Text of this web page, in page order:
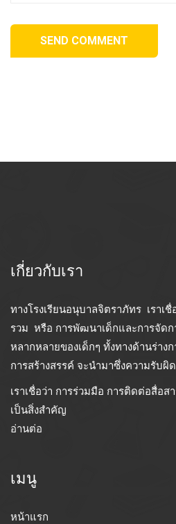
SEND COMMENT
เกี่ยวกับเรา
ทางโรงเรียนอนุบาลจิตราภัทร เราเ
รวม หรือ การพัฒนาเด็กและการจัดก
หลากหลายของเด็กๆ ทั้งทางด้านร่า
การสร้างสรรค์ จะนำมาซึ่งความรับผิ
เราเชื่อว่า การร่วมมือ การติดต่อสื่อ
เป็นสิ่งสำคัญ
อ่านต่อ
เมนู
หน้าแรก